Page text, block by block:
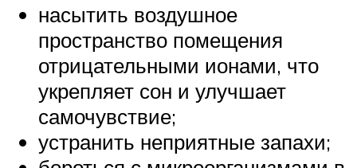
насытить воздушное
пространство помещения
отрицательными ионами, что
укрепляет сон и улучшает
самочувствие;
устранить неприятные запахи;